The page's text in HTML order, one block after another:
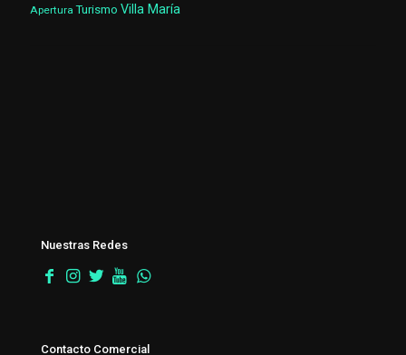
Apertura Turismo Villa María
Nuestras Redes
Contacto Comercial